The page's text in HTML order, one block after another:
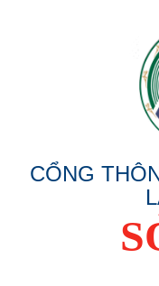
CỔNG